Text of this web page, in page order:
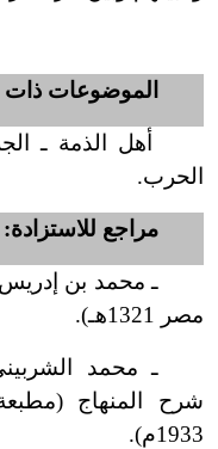
الموضوعات ذات
أهل الذمة ـ
الحرب.
مراجع للاستزادة:
ـ محمد بن إدريس
مصر 1321هـ).
ـ محمد
1933م).